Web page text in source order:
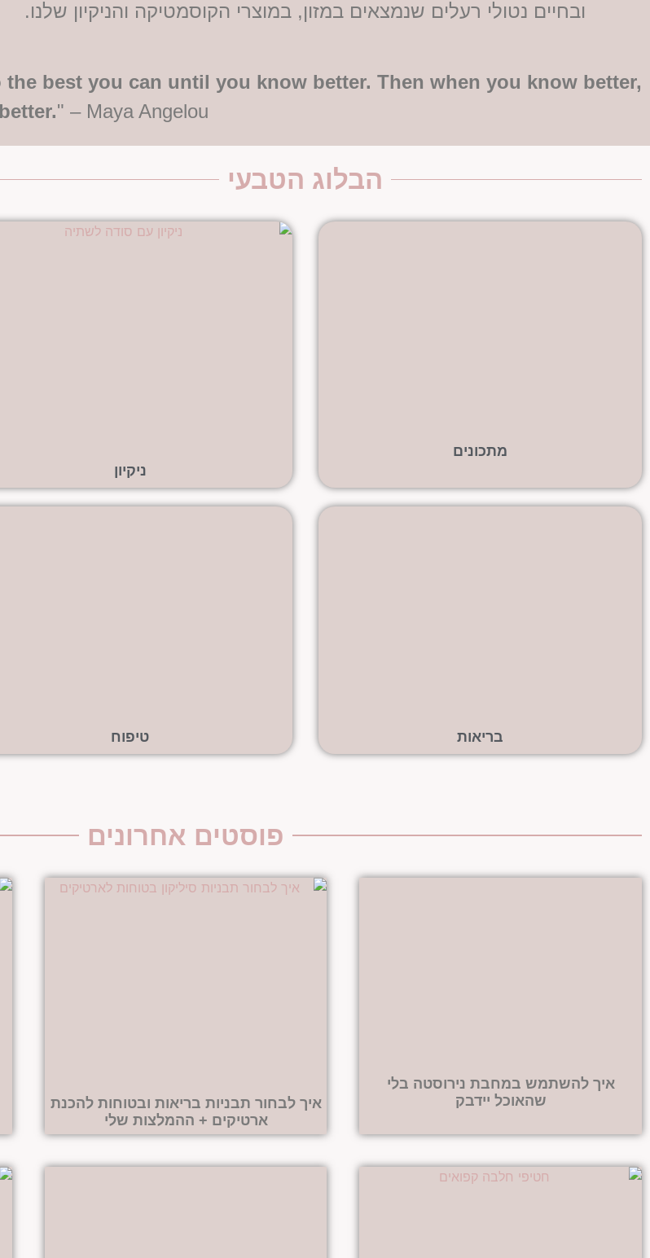
ובחיים נטולי רעלים שנמצאים במזון, במוצרי הקוסמטיקה והניקיון שלנו.
the best you can until you know better. Then when you know better,
" – Maya Angelou
הבלוג הטבעי
מתכונים
ניקיון
בריאות טיפוח
פוסטים אחרונים
איך להשתמש במחבת נירוסטה בלי
שהאוכל יידבק
איך לבחור תבניות בריאות ובטוחות להכנת
ארטיקים + ההמלצות שלי